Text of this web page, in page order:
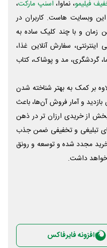
فیلیمو، نماوا، اسنپ مارکت،
این وبسایت ‌هاست. کاربران در
زمان و با چند کلیک ساده به
سفارش آنلاین غذا،
گردشگری، مد و پوشاک، کتاب
بر کمک به بهتر شناخته شدن
و آمار فروش آن‌ها، باعث
از خریدی ارزان تر در ذهن
تبلیغی و تخفیفی ضمن جذب
مجدد شده و توسعه و رونق
خواهد داشت.
افزونه فایرفاکس